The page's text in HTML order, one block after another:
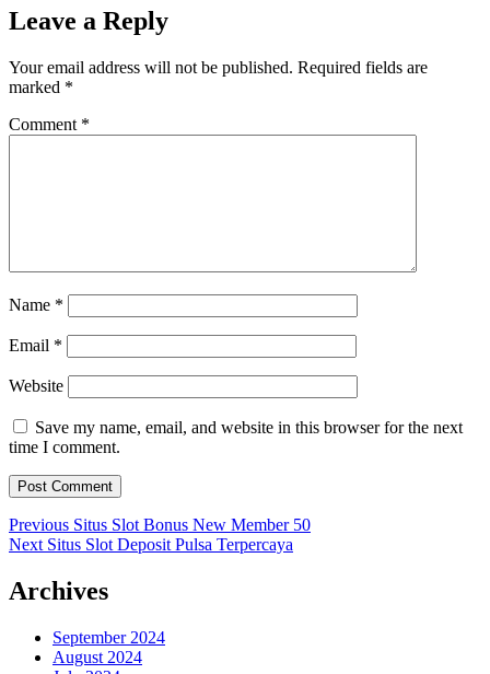
Leave a Reply
Your email address will not be published. Required fields are
marked *
Comment *
Name *
Email *
Website
Save my name, email, and website in this browser for the next
time I comment.
Post
navigation
Previous Previous
post:
Situs Slot Bonus New Member 50
Next Next
Situs Slot Deposit Pulsa Terpercaya
Archives
September 2024
August 2024